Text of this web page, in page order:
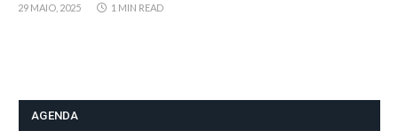
29 MAIO, 2025 1 MIN READ
AGENDA